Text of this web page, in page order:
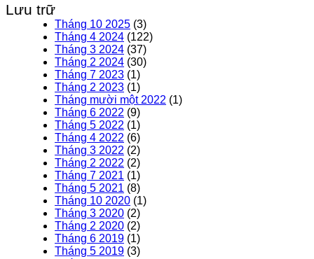
Lưu trữ
Tháng 10 2025 (3)
Tháng 4 2024 (122)
Tháng 3 2024 (37)
Tháng 2 2024 (30)
Tháng 7 2023 (1)
Tháng 2 2023 (1)
Tháng mười một 2022 (1)
Tháng 6 2022 (9)
Tháng 5 2022 (1)
Tháng 4 2022 (6)
Tháng 3 2022 (2)
Tháng 2 2022 (2)
Tháng 7 2021 (1)
Tháng 5 2021 (8)
Tháng 10 2020 (1)
Tháng 3 2020 (2)
Tháng 2 2020 (2)
Tháng 6 2019 (1)
Tháng 5 2019 (3)